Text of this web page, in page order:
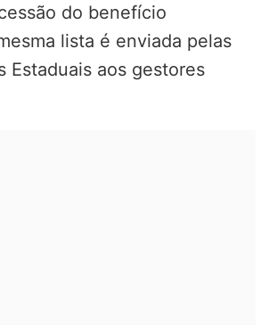
do benefício
lista é enviada pelas
Estaduais aos gestores